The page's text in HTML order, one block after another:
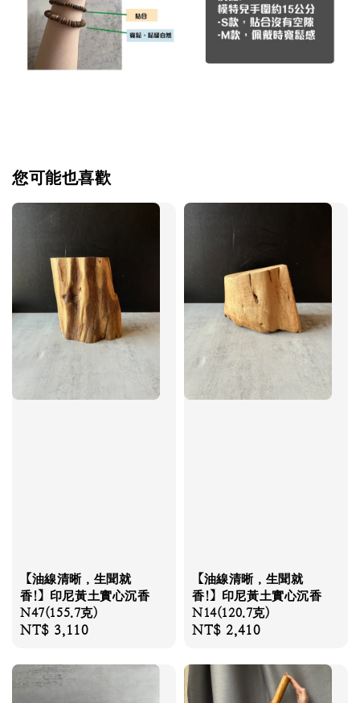
您可能也喜歡
【油線清晰，生聞就
香!】印尼黃土實心沉香
N47(155.7克)
Regular
NT$ 3,110
【油線清晰，生聞就
香!】印尼黃土實心沉香
N14(120.7克)
Regular
NT$ 2,410